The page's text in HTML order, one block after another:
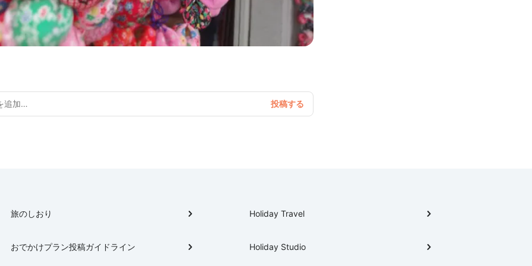
旅のしおり
おでかけプラン投稿ガイドライン
Holiday Travel
Holiday Studio